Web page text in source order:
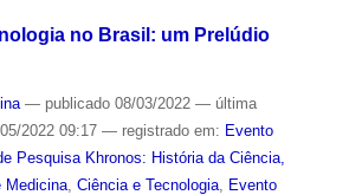
no Brasil: um Prelúdio
— publicado08/03/2022 — última
2022 09:17 — registrado em: Evento
Pesquisa Khronos: História da Ciência,
Medicina, Ciência e Tecnologia,
Evento